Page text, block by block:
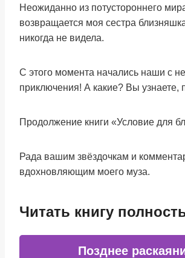
Неожиданно из потустороннего
возвращается моя сестра
никогда не видела.
С этого момента начались наши с
приключения! А какие? Вы узнаете,
Продолжение книги «Условие для
Рада вашим звёздочкам и
вдохновляющим моего муза.
Читать книгу
Позднее